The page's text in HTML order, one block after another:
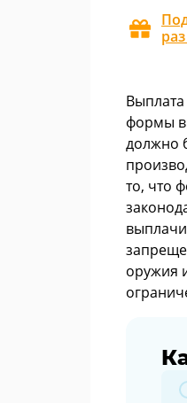
формы
должно
то, что
оружия